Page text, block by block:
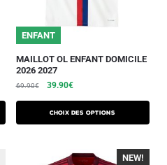
ENFANT
MAILLOT OL ENFANT DOMICILE
2026 2027
69.90€ 39.90€
Choix des options
-40%
NEW!